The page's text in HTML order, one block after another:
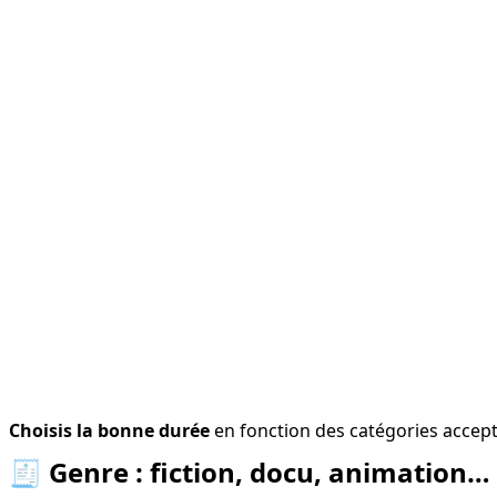
Choisis la bonne durée en fonction des catégories
🧾 Genre : fiction, docu, animation…